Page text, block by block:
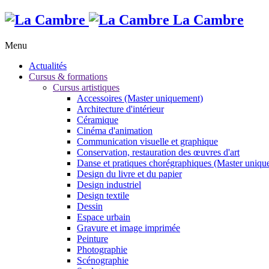
La Cambre
Menu
Actualités
Cursus & formations
Cursus artistiques
Accessoires (Master uniquement)
Architecture d'intérieur
Céramique
Cinéma d'animation
Communication visuelle et graphique
Conservation, restauration des œuvres d'art
Danse et pratiques chorégraphiques (Master
Design du livre et du papier
Design industriel
Design textile
Dessin
Espace urbain
Gravure et image imprimée
Peinture
Photographie
Scénographie